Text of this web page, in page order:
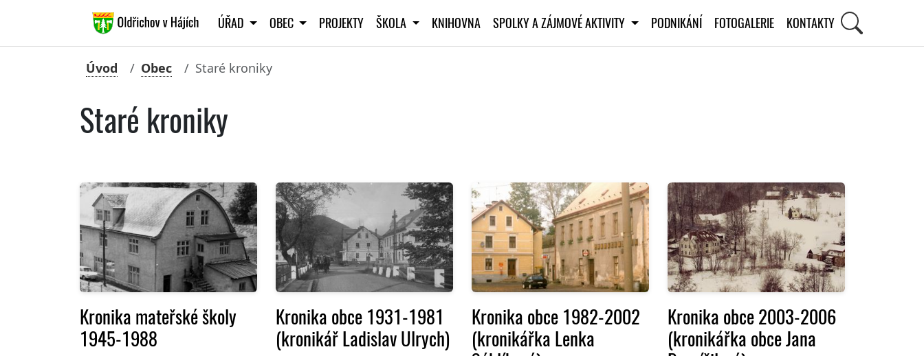
ÚŘAD OBEC PROJEKTY ŠKOLA KNIHOVNA SPOLKY A ZÁJMOVÉ AKTIVITY PODNIKÁNÍ FOTOGALERIE KONTAKTY
Úvod Obec Staré kroniky
Staré kroniky
Kronika mateřské školy
1945-1988
Kronika obce 1931-1981
(kronikář Ladislav Ulrych)
Kronika obce 1982-2002
(kronikářka Lenka
Kronika obce 2003-2006
(kronikářka obce Jana